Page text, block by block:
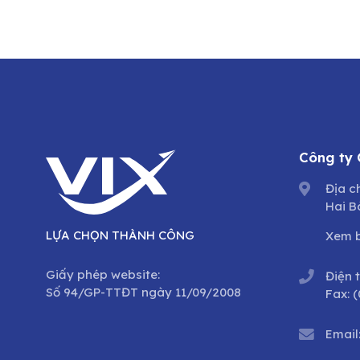
LỰA CHỌN THÀNH CÔNG
Giấy phép website:
Số 94/GP-TTĐT ngày 11/09/2008
Công ty
Địa
Hai
Xem
Điện
Fax: